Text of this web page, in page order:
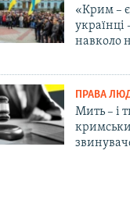
«Крим –
українці
навколо
ПРАВА
Мить – і